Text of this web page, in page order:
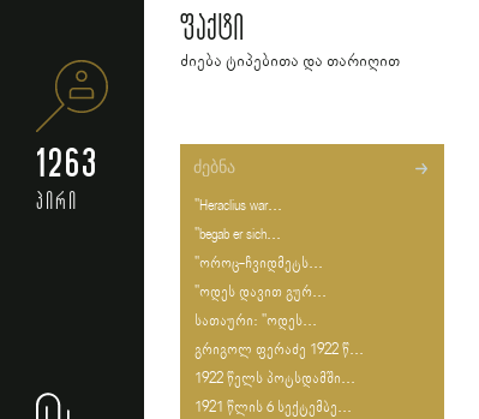
ფაქტი
ძიება ტიპებითა და თარიღით
1263
პირი
"Heraclius war...
"begab er sich...
"ოროც-ჩვიდმეტს...
"ოდეს დავით გურ...
სათაური: "ოდეს...
გრიგოლ ფერაძე 1922 წ...
1922 წელს პოტსდამში...
1921 წლის 6 სექტემბე...